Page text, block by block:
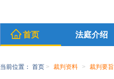
首页 法庭介绍
当前位置： 首页 > 裁判资料 > 裁判要旨